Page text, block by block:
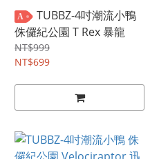
A
TUBBZ-4吋潮流小鴨
侏儸紀公園 T Rex 暴龍
NT$999
NT$699